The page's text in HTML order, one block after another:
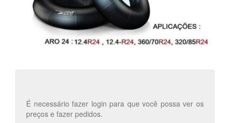
É necessário fazer login para que você possa ver os
preços e fazer pedidos.